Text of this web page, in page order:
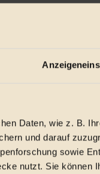
Daten, wie z. B.
und darauf
sowie
nutzt. Sie können